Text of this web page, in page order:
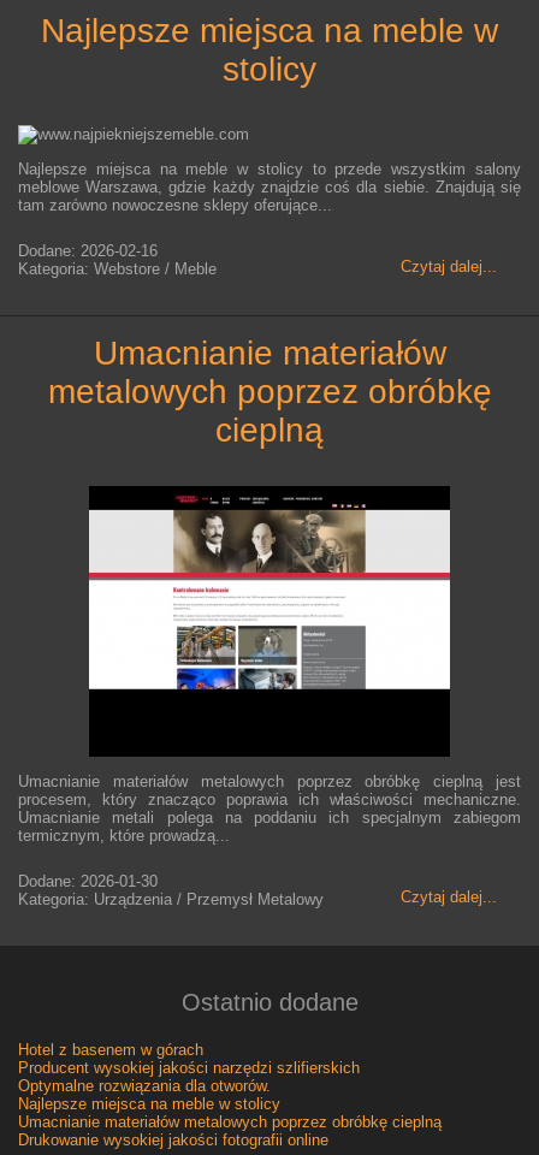
najlepsze miejsca na meble w
stolicy
Najlepsze miejsca na meble w stolicy to przede wszystkim salony
meblowe Warszawa, gdzie każdy znajdzie coś dla siebie. Znajdują się
tam zarówno nowoczesne sklepy oferujące...
Czytaj dalej...
Dodane: 2026-02-16
Kategoria: Webstore / Meble
umacnianie materiałów
metalowych poprzez obróbkę
cieplną
Umacnianie materiałów metalowych poprzez obróbkę cieplną jest
procesem, który znacząco poprawia ich właściwości mechaniczne.
Umacnianie metali polega na poddaniu ich specjalnym zabiegom
termicznym, które prowadzą...
Czytaj dalej...
Dodane: 2026-01-30
Kategoria: Urządzenia / Przemysł Metalowy
Ostatnio dodane
Hotel z basenem w górach
Producent wysokiej jakości narzędzi szlifierskich
Optymalne rozwiązania dla otworów.
Najlepsze miejsca na meble w stolicy
Umacnianie materiałów metalowych poprzez obróbkę cieplną
Drukowanie wysokiej jakości fotografii online